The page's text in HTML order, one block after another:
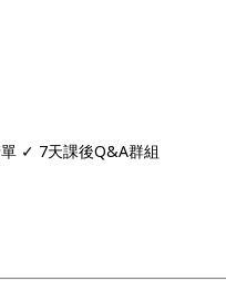
✓ 7天課後Q&A群組